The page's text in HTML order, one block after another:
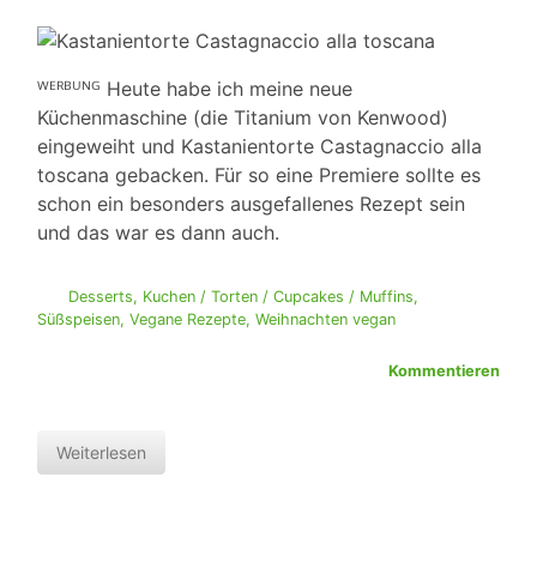
ᵂᴱᴿᴮᵁᴺᴳ Heute habe ich meine neue
Küchenmaschine (die Titanium von Kenwood)
eingeweiht und Kastanientorte Castagnaccio alla
toscana gebacken. Für so eine Premiere sollte es
schon ein besonders ausgefallenes Rezept sein
und das war es dann auch.
Desserts, Kuchen / Torten / Cupcakes / Muffins,
Süßspeisen, Vegane Rezepte, Weihnachten vegan
Kommentieren
Weiterlesen